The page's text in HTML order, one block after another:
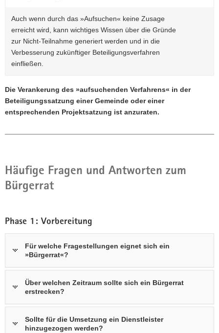
Auch wenn durch das »Aufsuchen« keine Zusage
erreicht wird, kann wichtiges Wissen über die Gründe
zur Nicht-Teilnahme generiert werden und in die
Verbesserung zukünftiger Beteiligungsverfahren
einfließen.
Die Verankerung des »aufsuchenden Verfahrens« in der
Beteiligungssatzung einer Gemeinde oder einer
entsprechenden Projektsatzung ist anzuraten.
Häufige Fragen und Antworten zum
Bürgerrat
Phase 1: Vorbereitung
Für welche Fragestellungen eignet sich ein
»Bürgerrat«?
Über welchen Zeitraum sollte sich ein Bürgerrat
erstrecken?
Sollte für die Umsetzung ein Dienstleister
hinzugezogen werden?